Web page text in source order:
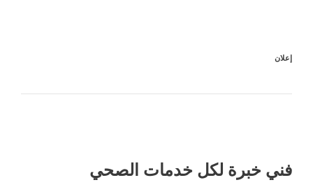
إعلان
فني خبرة لكل خدمات الصحي